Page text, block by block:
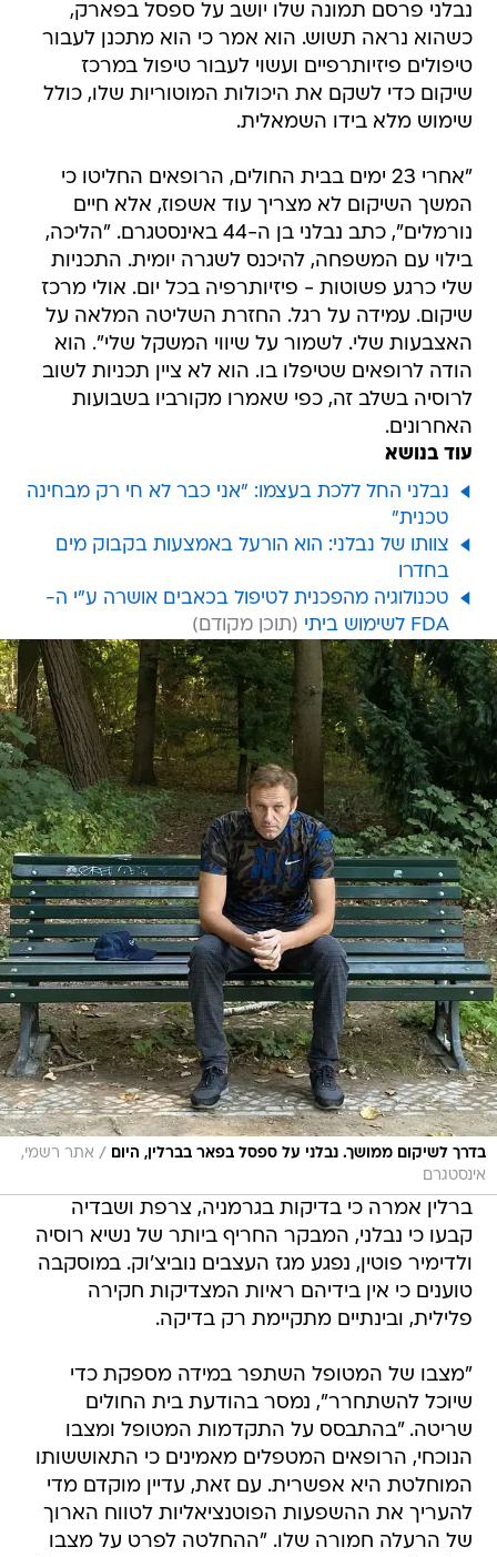
נבלני פרסם תמונה שלו יושב על ספסל בפארק,
כשהוא נראה תשוש. הוא אמר כי הוא מתכנן לעבור
טיפולים פיזיותרפיים ועשוי לעבור טיפול במרכז
שיקום כדי לשקם את היכולות המוטוריות שלו, כולל
שימוש מלא בידו השמאלית.
"אחרי 23 ימים בבית החולים, הרופאים החליטו כי
המשך השיקום לא מצריך עוד אשפוז, אלא חיים
נורמלים", כתב נבלני בן ה-44 באינסטגרם. "הליכה,
בילוי עם המשפחה, להיכנס לשגרה יומית. התכניות
שלי כרגע פשוטות - פיזיותרפיה בכל יום. אולי מרכז
שיקום. עמידה על רגל. החזרת השליטה המלאה על
האצבעות שלי. לשמור על שיווי המשקל שלי". הוא
הודה לרופאים שטיפלו בו. הוא לא ציין תכניות לשוב
לרוסיה בשלב זה, כפי שאמרו מקורביו בשבועות
האחרונים.
עוד בנושא
נבלני החל ללכת בעצמו: "אני כבר לא חי רק מבחינה
טכנית"
צוותו של נבלני: הוא הורעל באמצעות בקבוק מים
בחדרו
טכנולוגיה מהפכנית לטיפול בכאבים אושרה ע"י ה-
FDA לשימוש ביתי
בדרך לשיקום ממושך. נבלני על ספסל בפאר בברלין, היום / אתר רשמי,
אינסטגרם
ברלין אמרה כי בדיקות בגרמניה, צרפת ושבדיה
קבעו כי נבלני, המבקר החריף ביותר של נשיא רוסיה
ולדימיר פוטין, נפגע מגז העצבים נוביצ'וק. במוסקבה
טוענים כי אין בידיהם ראיות המצדיקות חקירה
פלילית, ובינתיים מתקיימת רק בדיקה.
"מצבו של המטופל השתפר במידה מספקת כדי
שיוכל להשתחרר", נמסר בהודעת בית החולים
שריטה. "בהתבסס על התקדמות המטופל ומצבו
הנוכחי, הרופאים המטפלים מאמינים כי התאוששותו
המוחלטת היא אפשרית. עם זאת, עדיין מוקדם מדי
להעריך את ההשפעות הפוטנציאליות לטווח הארוך
של הרעלה חמורה שלו. "ההחלטה לפרט על מצבו